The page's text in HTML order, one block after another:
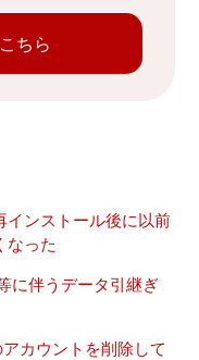
ちら
インストール後に以前
なった
に伴うデータ引継ぎ
カウントを削除して